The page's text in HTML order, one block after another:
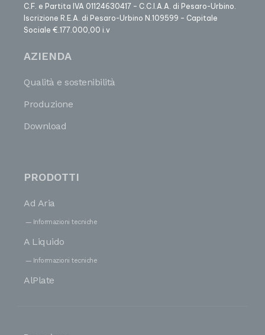
C.F. e Partita IVA 01124630417 – C.C.I.A.A. di Pesaro-Urbino.
Iscrizione R.E.A. di Pesaro-Urbino N.109599 – Capitale
Sociale €.177.000,00 i.v
AZIENDA
Qualità e sostenibilità
Produzione
Download
PRODOTTI
Ad Aria
Informazioni tecniche
A Liquido
Informazioni tecniche
AlPlate